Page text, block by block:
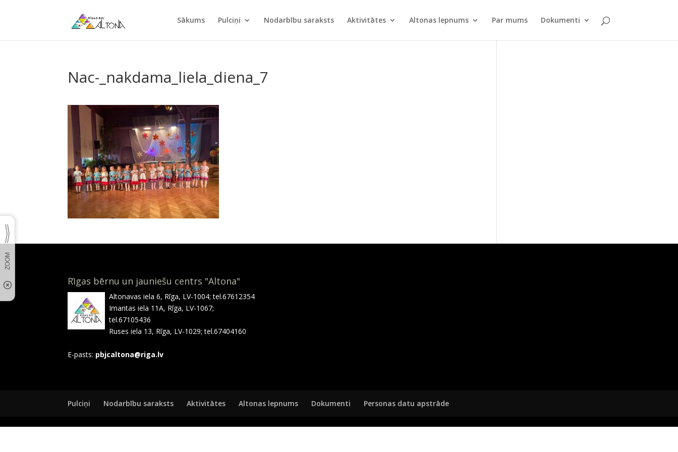
Sākums Pulciņi Nodarbību saraksts Aktivitātes Altonas lepnums Par mums Dokumenti
Nac-_nakdama_liela_diena_7
Rīgas bērnu un jauniešu centrs "Altona"
Altonavas iela 6, Rīga, LV-1004; tel.67612354
Imantas iela 11A, Rīga, LV-1067;
tel.67105436
Ruses iela 13, Rīga, LV-1029; tel.67404160
E-pasts: pbjcaltona@riga.lv
Pulciņi Nodarbību saraksts Aktivitātes Altonas lepnums Dokumenti Personas datu apstrāde